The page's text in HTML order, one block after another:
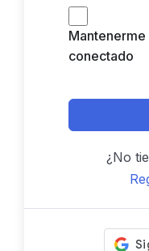
Mantenerme
conectado
¿No